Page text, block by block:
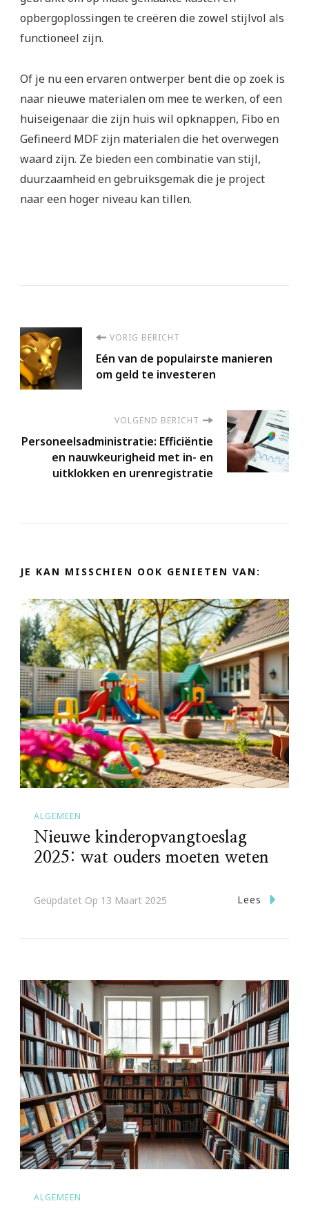
opbergoplossingen te creëren die zowel stijlvol als
functioneel zijn.
Of je nu een ervaren ontwerper bent die op zoek is
naar nieuwe materialen om mee te werken, of een
huiseigenaar die zijn huis wil opknappen, Fibo en
Gefineerd MDF zijn materialen die het overwegen
waard zijn. Ze bieden een combinatie van stijl,
duurzaamheid en gebruiksgemak die je project
naar een hoger niveau kan tillen.
Berichtnavigatie
VORIG BERICHT
Eén van de populairste manieren
om geld te investeren
VOLGEND BERICHT
Personeelsadministratie: Efficiëntie
en nauwkeurigheid met in- en
uitklokken en urenregistratie
JE KAN MISSCHIEN OOK GENIETEN VAN:
ALGEMEEN
Nieuwe kinderopvangtoeslag
2025: wat ouders moeten weten
Geüpdatet Op 13 Maart 2025 Lees
ALGEMEEN